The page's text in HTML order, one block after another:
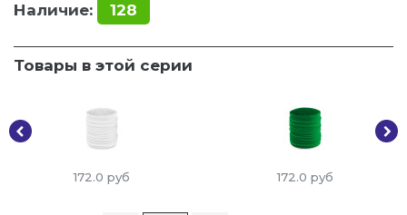
Наличие: 128
Товары в этой серии
172.0 руб 172.0 руб